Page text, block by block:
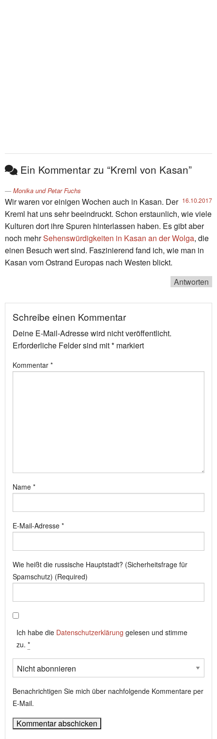
Ein Kommentar zu “Kreml von Kasan”
Monika und Petar Fuchs
16.10.2017
Wir waren vor einigen Wochen auch in Kasan. Der
Kreml hat uns sehr beeindruckt. Schon erstaunlich, wie viele
Kulturen dort ihre Spuren hinterlassen haben. Es gibt aber
noch mehrSehenswürdigkeiten in Kasan an der Wolga, die
einen Besuch wert sind. Faszinierend fand ich, wie man in
Kasan vom Ostrand Europas nach Westen blickt.
Antworten
Schreibe einen Kommentar
Deine E-Mail-Adresse wird nicht veröffentlicht.
Erforderliche Felder sind mit* markiert
Kommentar *
Name *
E-Mail-Adresse *
Wie heißt die russische Hauptstadt? (Sicherheitsfrage für
Spamschutz) (Required)
Ich habe die Datenschutzerklärung gelesen und stimme
zu. *
Benachrichtigen Sie mich über nachfolgende Kommentare per
E-Mail.